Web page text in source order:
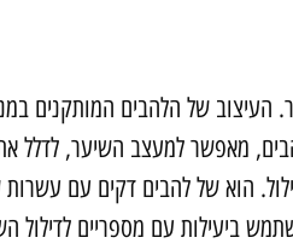
העיצוב של הלהבים המותקנים
מאפשר למעצב השיער, לדלל
הוא של להבים דקים עם עשרות
ביעילות עם מספריים לדילול